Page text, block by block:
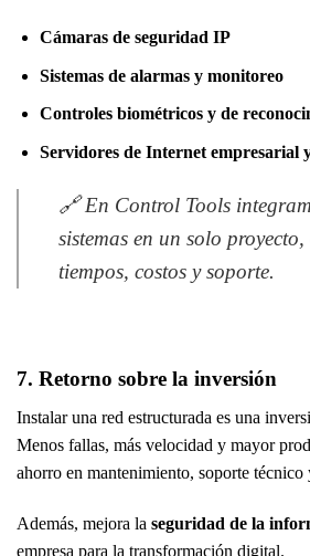
Cámaras de seguridad IP
Sistemas de alarmas y monitoreo
Controles biométricos y de
Servidores de Internet empresarial
🔗 En Control Tools
sistemas en un solo
tiempos, costos y soporte.
7. Retorno sobre la inversión
Instalar una red estructurada es una
Menos fallas, más velocidad y mayor
ahorro en mantenimiento, soporte técnico
Además, mejora la seguridad de la
empresa para la transformación digital.